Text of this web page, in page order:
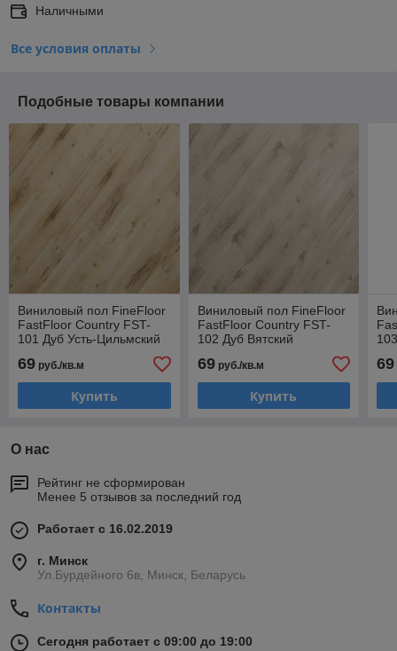
Наличными
Все условия оплаты
Подобные товары компании
Виниловый пол FineFloor
FastFloor Country FST-
101 Дуб Усть-Цильмский
69 руб./кв.м
Купить
Виниловый пол FineFloor
FastFloor Country FST-
102 Дуб Вятский
69руб./кв.м
Купить
69
О нас
Рейтинг не сформирован
Менее 5 отзывов за последний год
Работает с 16.02.2019
г. Минск
Ул.Бурдейного 6в, Минск, Беларусь
Контакты
Сегодня работает с 09:00 до 19:00